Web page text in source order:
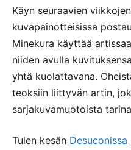
Käyn seuraavien
kuvapainotteisissa
Minekura käyttää
niiden avulla
yhtä kuolattavana.
teoksiin liittyvän artin,
sarjakuvamuotoista
Tulen kesän Desuconissa